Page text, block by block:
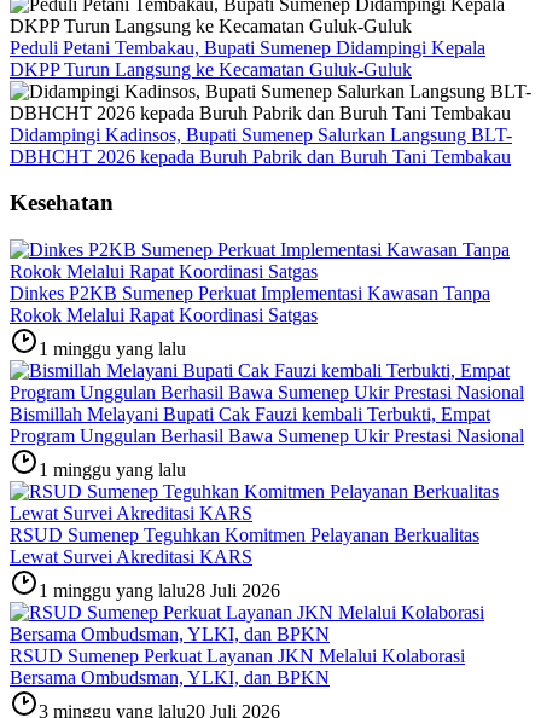
Peduli Petani Tembakau, Bupati Sumenep Didampingi Kepala
DKPP Turun Langsung ke Kecamatan Guluk-Guluk
Didampingi Kadinsos, Bupati Sumenep Salurkan Langsung BLT-
DBHCHT 2026 kepada Buruh Pabrik dan Buruh Tani Tembakau
Kesehatan
Dinkes P2KB Sumenep Perkuat Implementasi Kawasan Tanpa
Rokok Melalui Rapat Koordinasi Satgas
1 minggu yang lalu
Bismillah Melayani Bupati Cak Fauzi kembali Terbukti, Empat
Program Unggulan Berhasil Bawa Sumenep Ukir Prestasi Nasional
1 minggu yang lalu
RSUD Sumenep Teguhkan Komitmen Pelayanan Berkualitas
Lewat Survei Akreditasi KARS
1 minggu yang lalu28 Juli 2026
RSUD Sumenep Perkuat Layanan JKN Melalui Kolaborasi
Bersama Ombudsman, YLKI, dan BPKN
3 minggu yang lalu20 Juli 2026